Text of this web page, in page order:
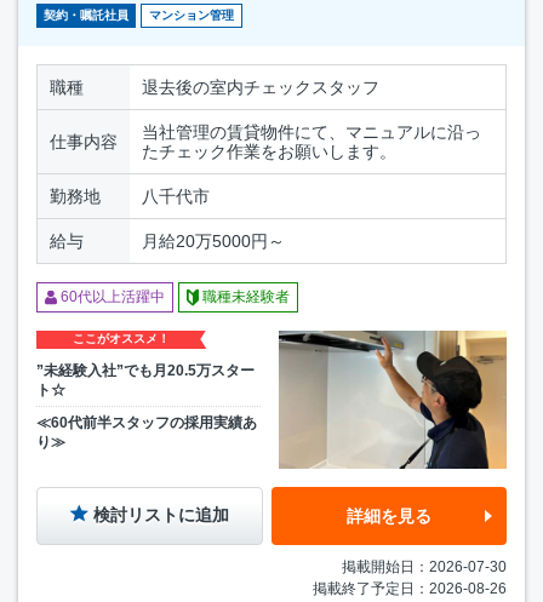
契約・嘱託社員 マンション管理
職種 退去後の室内チェックスタッフ
仕事内容
当社管理の賃貸物件にて、マニュアルに沿っ
たチェック作業をお願いします。
勤務地 八千代市
給与 月給20万5000円～
60代以上活躍中 職種未経験者
ここがオススメ！
”未経験入社”でも月20.5万スター
ト☆
≪60代前半スタッフの採用実績あ
り≫
検討リストに追加 詳細を見る
掲載開始日：2026-07-30
掲載終了予定日：2026-08-26